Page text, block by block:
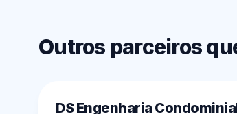
Outros parceiros
DS Engenharia